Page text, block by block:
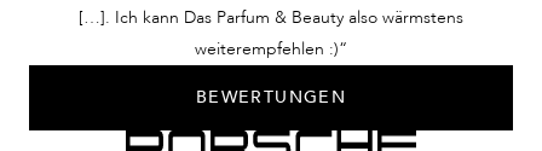
[…]. Ich kann Das Parfum & Beauty also wärmstens
weiterempfehlen :)“
BEWERTUNGEN